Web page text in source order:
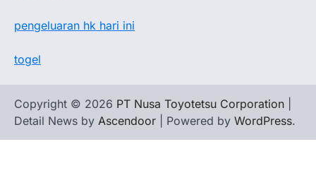
pengeluaran hk hari ini
togel
Copyright © 2026 PT Nusa Toyotetsu Corporation
Detail News by Ascendoor | Powered by WordPress.